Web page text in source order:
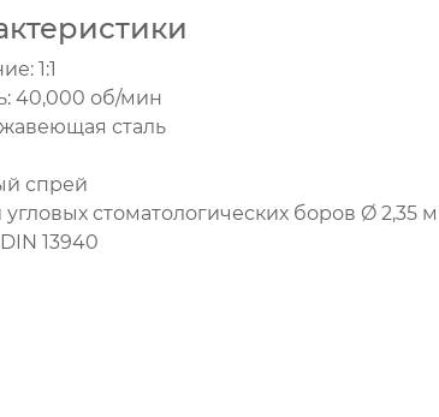
1:1
40,000 об/мин
сталь
спрей
стоматологических боров Ø 2,35
13940